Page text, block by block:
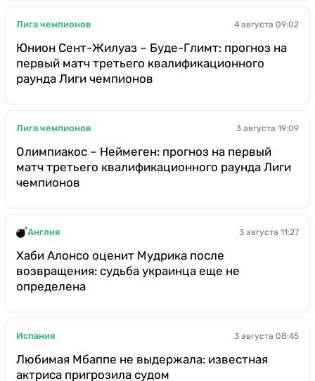
Лига чемпионов 4 августа 09:02
Юнион Сент-Жилуаз – Буде-Глимт: прогноз на
первый матч третьего квалификационного
раунда Лиги чемпионов
Лига чемпионов 3 августа 19:09
Олимпиакос – Неймеген: прогноз на первый
матч третьего квалификационного раунда Лиги
чемпионов
Англия 3 августа 11:27
Хаби Алонсо оценит Мудрика после
возвращения: судьба украинца еще не
определена
Испания 3 августа 08:45
Любимая Мбаппе не выдержала: известная
актриса пригрозила судом